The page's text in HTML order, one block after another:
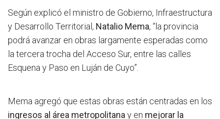
Según explicó el ministro de Gobierno, Infraestructura
y Desarrollo Territorial, Natalio Mema, “la provincia
podrá avanzar en obras largamente esperadas como
la tercera trocha del Acceso Sur, entre las calles
Esquena y Paso en Luján de Cuyo”.
Mema agregó que estas obras están centradas en los
ingresos al área metropolitana y en mejorar la